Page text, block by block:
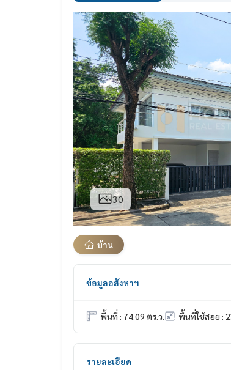
30
บ้าน
ข้อมูลอสังหาฯ
พื้นที่ : 74.09 ตร.ว. พื้นที่ใช้สอย :
รายละเอียด